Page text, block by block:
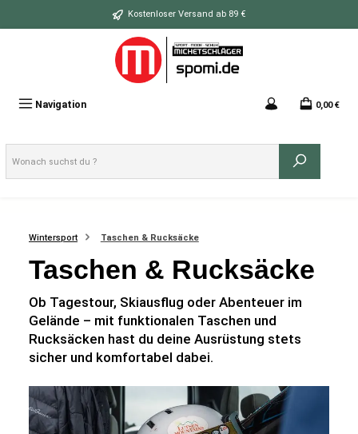
Zum Hauptinhalt springen Kostenloser Versand ab 89 €
Navigation 0,00 €
Wintersport Taschen & Rucksäcke
Taschen & Rucksäcke
Ob Tagestour, Skiausflug oder Abenteuer im
Gelände – mit funktionalen Taschen und
Rucksäcken hast du deine Ausrüstung stets
sicher und komfortabel dabei.